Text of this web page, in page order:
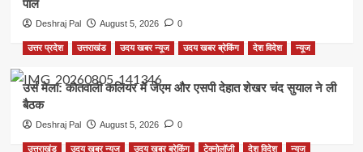
पाल
Deshraj Pal August 5, 2026 0
उत्तर प्रदेश उत्तराखंड उदय खबर न्यूज उदय खबर ब्रेकिंग देश विदेश न्यूज
उर्स मेला: कोतवाली कलियर में जेएम और एसपी देहात शेखर चंद सुयाल ने ली
बैठक
Deshraj Pal August 5, 2026 0
उत्तराखंड उदय खबर न्यूज उदय खबर ब्रेकिंग टेक्नोलॉजी देश विदेश न्यूज